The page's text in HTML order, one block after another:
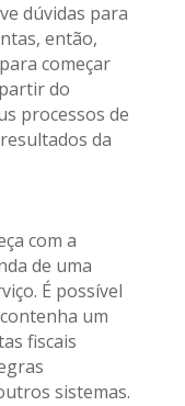
dúvidas para
então,
começar
do
processos de
da
com a
de uma
É possível
um
fiscais
sistemas.